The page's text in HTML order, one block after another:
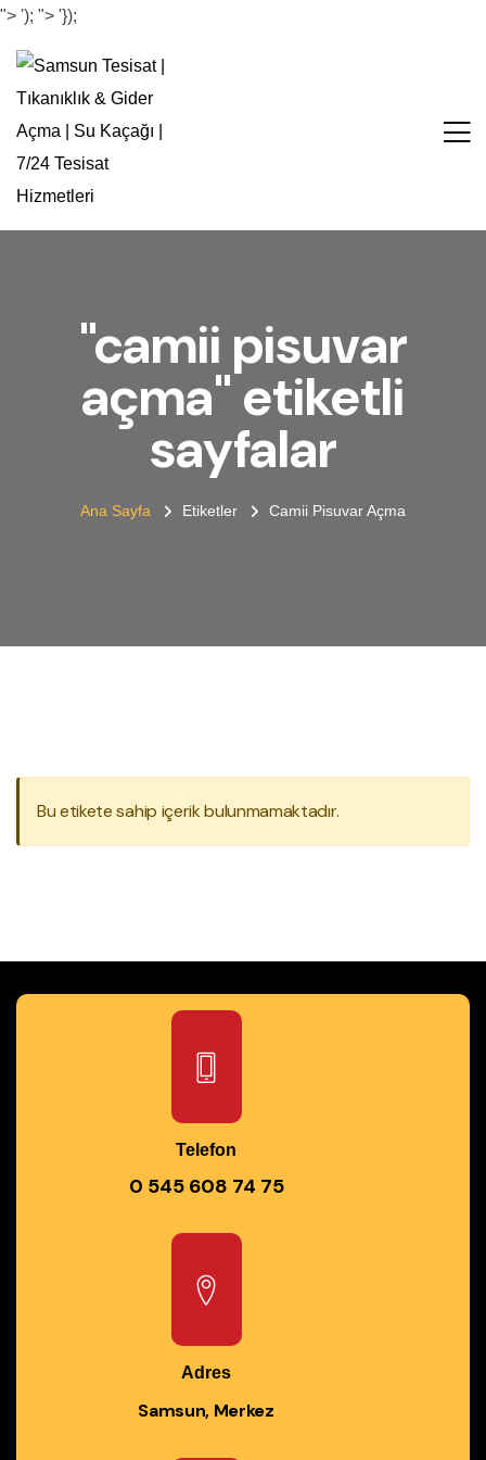
"> '); "> '});
"camii pisuvar
açma" etiketli
sayfalar
Ana Sayfa Etiketler Camii Pisuvar Açma
Bu etikete sahip içerik bulunmamaktadır.
Telefon
0 545 608 74 75
Adres
Samsun, Merkez